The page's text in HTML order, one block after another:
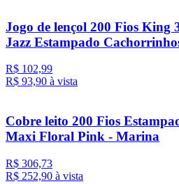
Jogo de lençol 200 Fios King
Jazz Estampado
R$ 102,99
R$ 93,90 à vista
Cobre leito 200 Fios
Maxi Floral Pink - Marina
R$ 306,73
R$ 252,90 à vista